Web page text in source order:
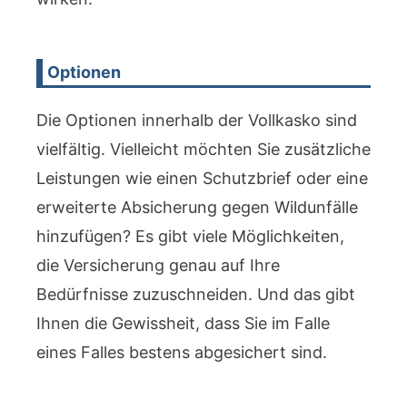
Optionen
Die Optionen innerhalb der Vollkasko sind
vielfältig. Vielleicht möchten Sie zusätzliche
Leistungen wie einen Schutzbrief oder eine
erweiterte Absicherung gegen Wildunfälle
hinzufügen? Es gibt viele Möglichkeiten,
die Versicherung genau auf Ihre
Bedürfnisse zuzuschneiden. Und das gibt
Ihnen die Gewissheit, dass Sie im Falle
eines Falles bestens abgesichert sind.